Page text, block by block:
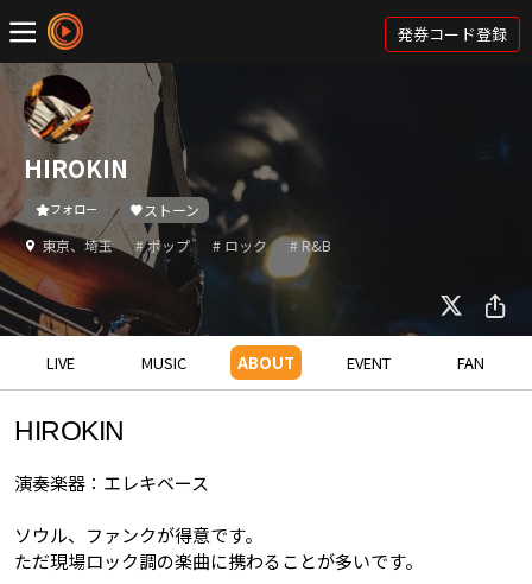
発券コード登録
HIROKIN
フォロー
ストーン
東京、埼玉
# ポップ # ロック # R&B
LIVE MUSIC ABOUT EVENT FAN
HIROKIN
演奏楽器：エレキベース
ソウル、ファンクが得意です。
ただ現場ロック調の楽曲に携わることが多いです。